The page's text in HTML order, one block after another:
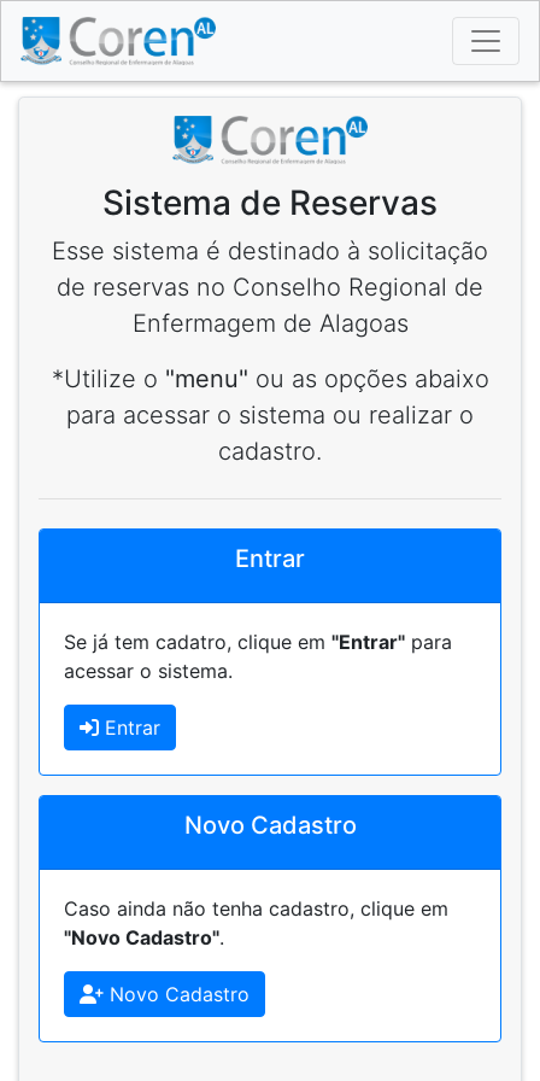
Sistema de Reservas
Esse sistema é destinado à solicitação
de reservas no Conselho Regional de
Enfermagem de Alagoas
*Utilize o "menu" ou as opções abaixo
para acessar o sistema ou realizar o
cadastro.
Entrar
Se já tem cadatro, clique em "Entrar" para
acessar o sistema.
Entrar
Novo Cadastro
Caso ainda não tenha cadastro, clique em
"Novo Cadastro".
Novo Cadastro